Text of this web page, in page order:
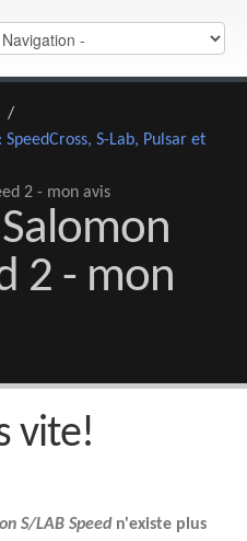
/
S-Lab, Pulsar et
2 - mon avis
2 - mon
vite!
S/LAB Speedn'existe plus